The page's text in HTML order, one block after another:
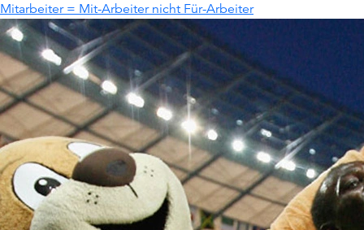
Mitarbeiter = Mit-Arbeiter nicht Für-Arbeiter